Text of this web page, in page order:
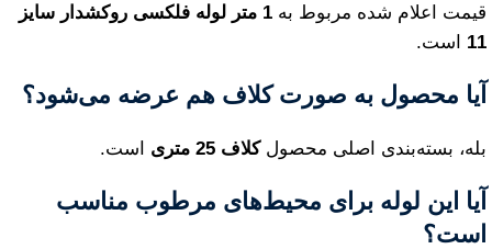
قیمت اعلام شده مربوط به
1 متر لوله فلکسی روکشدار سایز
11 است.
آیا محصول به صورت کلاف هم عرضه می‌شود؟
بله، بسته‌بندی اصلی محصولکلاف 25 متری است.
آیا این لوله برای محیط‌های مرطوب مناسب
است؟